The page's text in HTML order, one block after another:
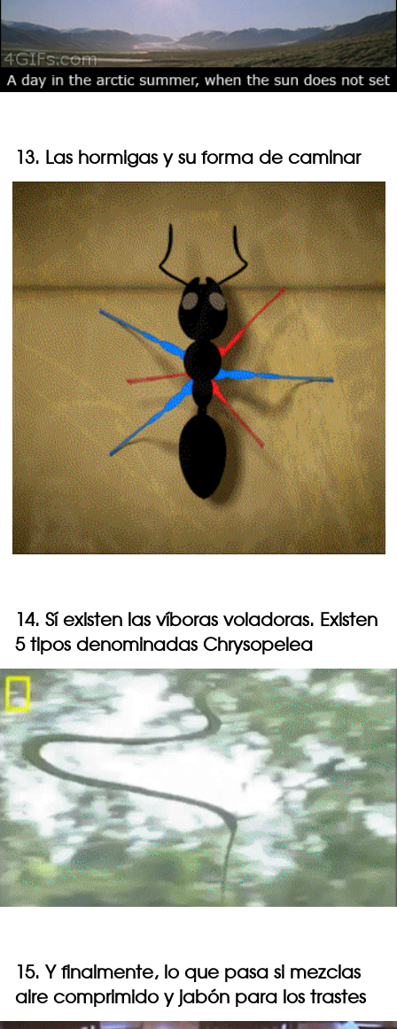
13. Las hormigas y su forma de caminar
14. Sí existen las víboras voladoras. Existen
5 tipos denominadas Chrysopelea
15. Y finalmente, lo que pasa si mezclas
aire comprimido y jabón para los trastes